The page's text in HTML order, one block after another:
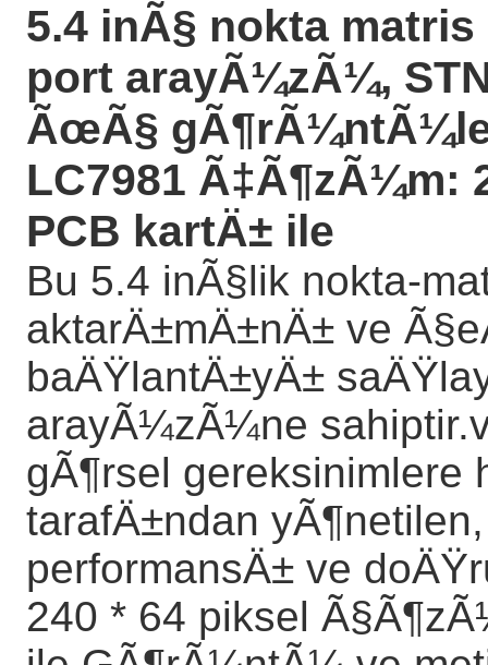
5.4 inÃ§ nokta
port arayÃ¼zÃ¼,
ÃœÃ§
LC7981 Ã‡Ã¶zÃ¼m:
PCB kartÄ± ile
Bu 5.4 inÃ§lik nokta-
aktarÄ±mÄ±nÄ± ve
baÄŸlantÄ±yÄ±
arayÃ¼zÃ¼ne
gÃ¶rsel gereksinimlere
tarafÄ±ndan
performansÄ± ve
240 * 64 piksel